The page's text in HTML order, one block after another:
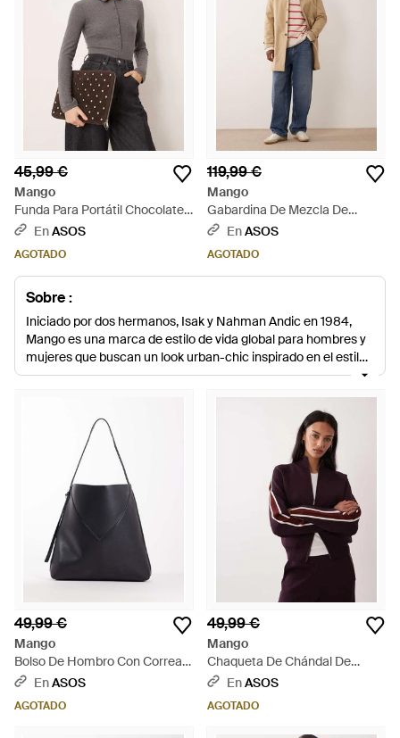
45,99 €
Mango
Funda Para Portátil Chocolate
Con Tachuelas De 100% Ante
EnASOS
AGOTADO
119,99 €
Mango
Gabardina De Mezcla De
Algodón De -Neutro - Azul
EnASOS
AGOTADO
Sobre :
Iniciado por dos hermanos, Isak y Nahman Andic en 1984,
Mango es una marca de estilo de vida global para hombres y
mujeres que buscan un look urban-chic inspirado en el estilo
europeo.
49,99 €
Mango
Bolso De Hombro Con Correa
Fina De - Negro
EnASOS
AGOTADO
49,99 €
Mango
Chaqueta De Chándal De
Punto Barneda De (Parte De Un
EnASOS
AGOTADO